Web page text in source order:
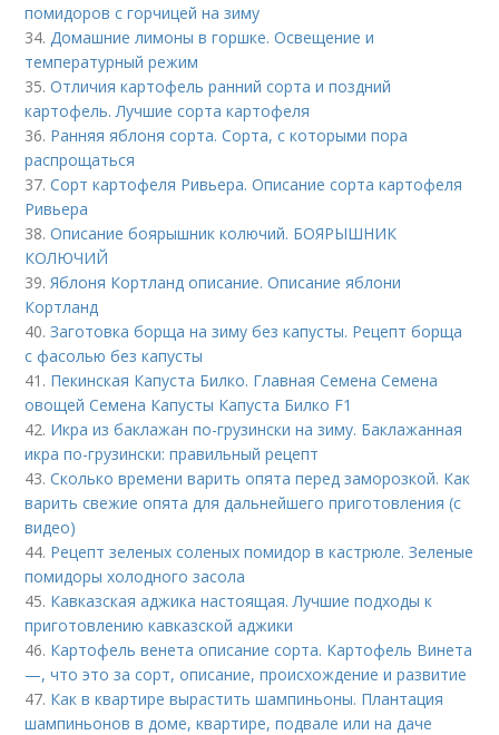
помидоров с горчицей на зиму
34. Домашние лимоны в горшке. Освещение и
температурный режим
35.Отличия картофель ранний сорта и поздний
картофель. Лучшие сорта картофеля
36. Ранняя яблоня сорта. Сорта, с которыми пора
распрощаться
37.Сорт картофеля Ривьера. Описание сорта картофеля
Ривьера
38.Описание боярышник колючий. БОЯРЫШНИК
КОЛЮЧИЙ
39. Яблоня Кортланд описание. Описание яблони
Кортланд
40.Заготовка борща на зиму без капусты. Рецепт борща
с фасолью без капусты
41. Пекинская Капуста Билко. Главная Семена Семена
овощей Семена Капусты Капуста Билко F1
42. Икра из баклажан по-грузински на зиму. Баклажанная
икра по-грузински: правильный рецепт
43.Сколько времени варить опята перед заморозкой. Как
варить свежие опята для дальнейшего приготовления (с
видео)
44. Рецепт зеленых соленых помидор в кастрюле. Зеленые
помидоры холодного засола
45. Кавказская аджика настоящая. Лучшие подходы к
приготовлению кавказской аджики
46. Картофель венета описание сорта. Картофель Винета
—, что это за сорт, описание, происхождение и развитие
47. Как в квартире вырастить шампиньоны. Плантация
шампиньонов в доме, квартире, подвале или на даче